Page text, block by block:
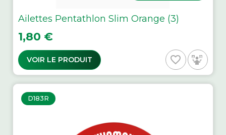
Ailettes Pentathlon Slim Orange (3)
Prix
1,80 €
VOIR LE PRODUIT favorite_border
D183R